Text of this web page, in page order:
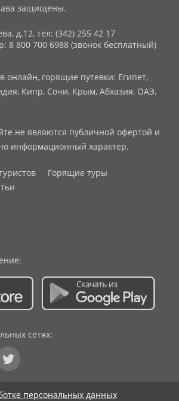
защищены.
д.12, тел: (342) 255 42 17
8 800 700 6988 (звонок бесплатный)
онлайн, горящие путевки: Египет,
Кипр, Сочи, Крым, Абхазия, ОАЭ,
не являются публичной офертой и
информационный характер.
Горящие туры
сетях:
персональных данных